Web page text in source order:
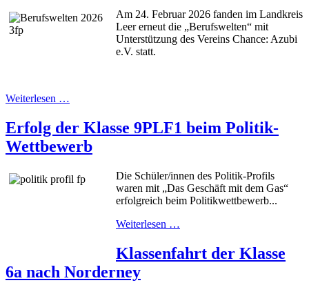
Am 24. Februar 2026 fanden im Landkreis
Leer erneut die „Berufswelten“ mit
Unterstützung des Vereins Chance: Azubi
e.V. statt.
Weiterlesen …
Erfolg der Klasse 9PLF1 beim Politik-
Wettbewerb
Die Schüler/innen des Politik-Profils
waren mit „Das Geschäft mit dem Gas“
erfolgreich beim Politikwettbewerb...
Weiterlesen …
Klassenfahrt der Klasse
6a nach Norderney